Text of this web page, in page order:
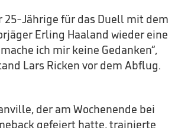
25-Jährige für das Duell mit dem
Erling Haaland wieder eine
ich mir keine Gedanken“,
Lars Ricken vor dem Abflug.
der am Wochenende bei
gefeiert hatte, trainierte